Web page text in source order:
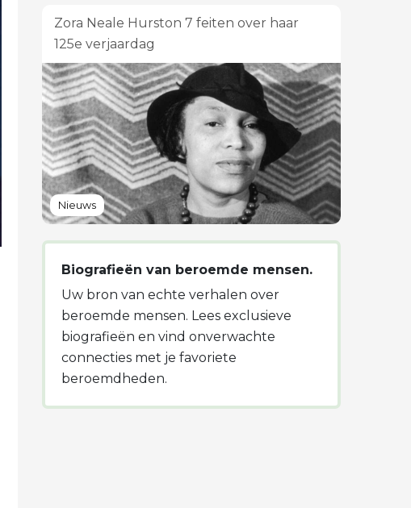
Zora Neale Hurston 7 feiten over haar
125e verjaardag
Nieuws
Biografieën van beroemde mensen.
Uw bron van echte verhalen over
beroemde mensen. Lees exclusieve
biografieën en vind onverwachte
connecties met je favoriete
beroemdheden.